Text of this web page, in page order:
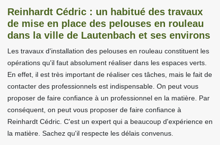
Reinhardt Cédric : un habitué des travaux
de mise en place des pelouses en rouleau
dans la ville de Lautenbach et ses environs
Les travaux d'installation des pelouses en rouleau constituent les
opérations qu'il faut absolument réaliser dans les espaces verts.
En effet, il est très important de réaliser ces tâches, mais le fait de
contacter des professionnels est indispensable. On peut vous
proposer de faire confiance à un professionnel en la matière. Par
conséquent, on peut vous proposer de faire confiance à
Reinhardt Cédric. C'est un expert qui a beaucoup d'expérience en
la matière. Sachez qu'il respecte les délais convenus.